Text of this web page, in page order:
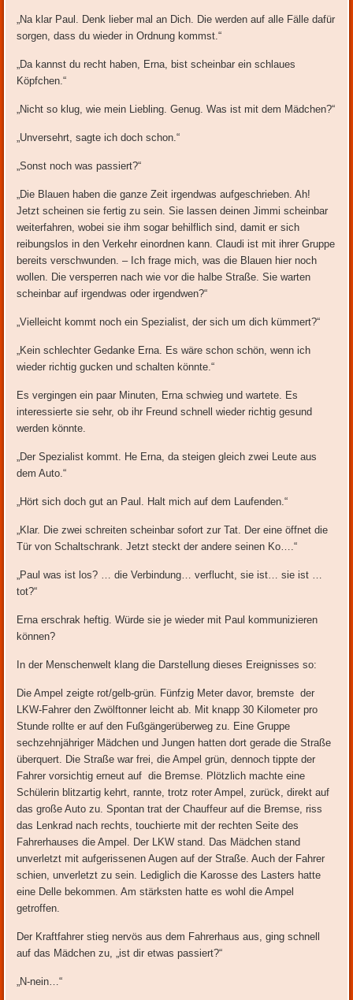
„Na klar Paul. Denk lieber mal an Dich. Die werden auf alle Fälle dafür
sorgen, dass du wieder in Ordnung kommst.“
„Da kannst du recht haben, Erna, bist scheinbar ein schlaues
Köpfchen.“
„Nicht so klug, wie mein Liebling. Genug. Was ist mit dem Mädchen?“
„Unversehrt, sagte ich doch schon.“
„Sonst noch was passiert?“
„Die Blauen haben die ganze Zeit irgendwas aufgeschrieben. Ah!
Jetzt scheinen sie fertig zu sein. Sie lassen deinen Jimmi scheinbar
weiterfahren, wobei sie ihm sogar behilflich sind, damit er sich
reibungslos in den Verkehr einordnen kann. Claudi ist mit ihrer Gruppe
bereits verschwunden. – Ich frage mich, was die Blauen hier noch
wollen. Die versperren nach wie vor die halbe Straße. Sie warten
scheinbar auf irgendwas oder irgendwen?“
„Vielleicht kommt noch ein Spezialist, der sich um dich kümmert?“
„Kein schlechter Gedanke Erna. Es wäre schon schön, wenn ich
wieder richtig gucken und schalten könnte.“
Es vergingen ein paar Minuten, Erna schwieg und wartete. Es
interessierte sie sehr, ob ihr Freund schnell wieder richtig gesund
werden könnte.
„Der Spezialist kommt. He Erna, da steigen gleich zwei Leute aus
dem Auto.“
„Hört sich doch gut an Paul. Halt mich auf dem Laufenden.“
„Klar. Die zwei schreiten scheinbar sofort zur Tat. Der eine öffnet die
Tür von Schaltschrank. Jetzt steckt der andere seinen Ko….“
„Paul was ist los? … die Verbindung… verflucht, sie ist… sie ist …
tot?“
Erna erschrak heftig. Würde sie je wieder mit Paul kommunizieren
können?
In der Menschenwelt klang die Darstellung dieses Ereignisses so:
Die Ampel zeigte rot/gelb-grün. Fünfzig Meter davor, bremste der
LKW-Fahrer den Zwölftonner leicht ab. Mit knapp 30 Kilometer pro
Stunde rollte er auf den Fußgängerüberweg zu. Eine Gruppe
sechzehnjähriger Mädchen und Jungen hatten dort gerade die Straße
überquert. Die Straße war frei, die Ampel grün, dennoch tippte der
Fahrer vorsichtig erneut auf die Bremse. Plötzlich machte eine
Schülerin blitzartig kehrt, rannte, trotz roter Ampel, zurück, direkt auf
das große Auto zu. Spontan trat der Chauffeur auf die Bremse, riss
das Lenkrad nach rechts, touchierte mit der rechten Seite des
Fahrerhauses die Ampel. Der LKW stand. Das Mädchen stand
unverletzt mit aufgerissenen Augen auf der Straße. Auch der Fahrer
schien, unverletzt zu sein. Lediglich die Karosse des Lasters hatte
eine Delle bekommen. Am stärksten hatte es wohl die Ampel
getroffen.
Der Kraftfahrer stieg nervös aus dem Fahrerhaus aus, ging schnell
auf das Mädchen zu, „ist dir etwas passiert?“
„N-nein…“